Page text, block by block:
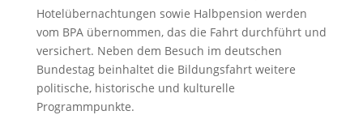
Hotelübernachtungen sowie Halbpension werden
vom BPA übernommen, das die Fahrt durchführt und
versichert. Neben dem Besuch im deutschen
Bundestag beinhaltet die Bildungsfahrt weitere
politische, historische und kulturelle
Programmpunkte.